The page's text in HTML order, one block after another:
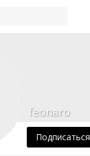
feonaro
Подписаться